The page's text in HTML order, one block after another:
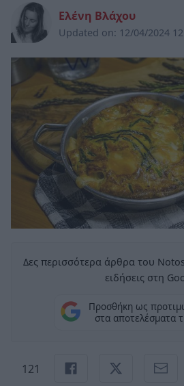
Ελένη Βλάχου
Updated on: 12/04/2024
Δες περισσότερα άρθρα του
ειδήσεις στη
Προσθήκη ως
στα αποτελέσματα
121